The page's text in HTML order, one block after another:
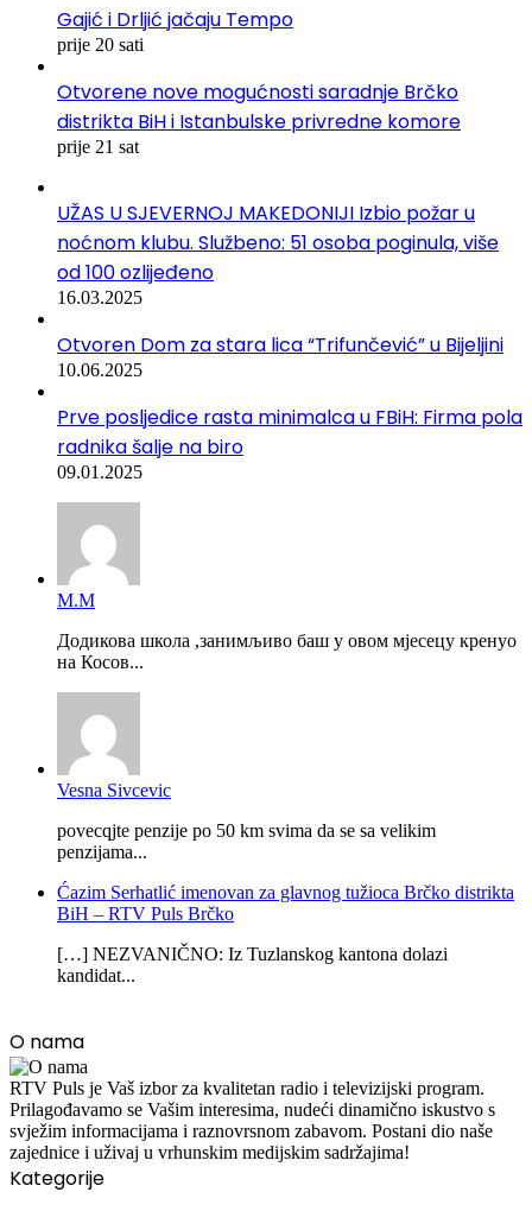
Gajić i Drljić jačaju Tempo
prije 20 sati
Otvorene nove mogućnosti saradnje Brčko
distrikta BiH i Istanbulske privredne komore
prije 21 sat
UŽAS U SJEVERNOJ MAKEDONIJI Izbio požar u
noćnom klubu. Službeno: 51 osoba poginula, više
od 100 ozlijeđeno
16.03.2025
Otvoren Dom za stara lica “Trifunčević” u Bijeljini
10.06.2025
Prve posljedice rasta minimalca u FBiH: Firma pola
radnika šalje na biro
09.01.2025
М.М
Додикова школа ,занимљиво баш у овом мјесецу кренуо
на Косов...
Vesna Sivcevic
povecqjte penzije po 50 km svima da se sa velikim
penzijama...
Ćazim Serhatlić imenovan za glavnog tužioca Brčko distrikta
BiH – RTV Puls Brčko
[…] NEZVANIČNO: Iz Tuzlanskog kantona dolazi
kandidat...
O nama
RTV Puls je Vaš izbor za kvalitetan radio i televizijski program.
Prilagođavamo se Vašim interesima, nudeći dinamično iskustvo s
svježim informacijama i raznovrsnom zabavom. Postani dio naše
zajednice i uživaj u vrhunskim medijskim sadržajima!
Kategorije